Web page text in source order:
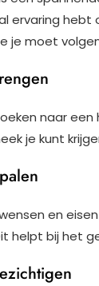
ervaring hebt
je moet
naar een
je kunt
en
helpt bij het